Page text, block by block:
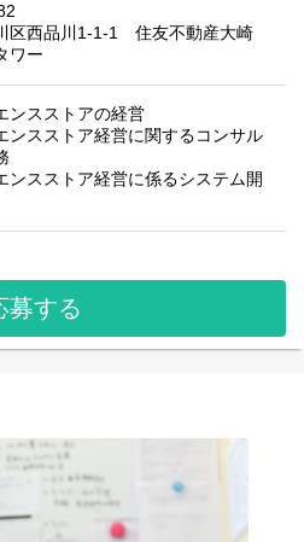
区西品川1-1-1 住友不動産大崎
ワー
ンスストアの経営
ンスストア経営に関するコンサル
ンスストア経営に係るシステム開
募する